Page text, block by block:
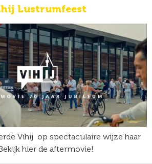
Lustrumfeest
Vihij op spectaculaire wijze haar
hier de aftermovie!